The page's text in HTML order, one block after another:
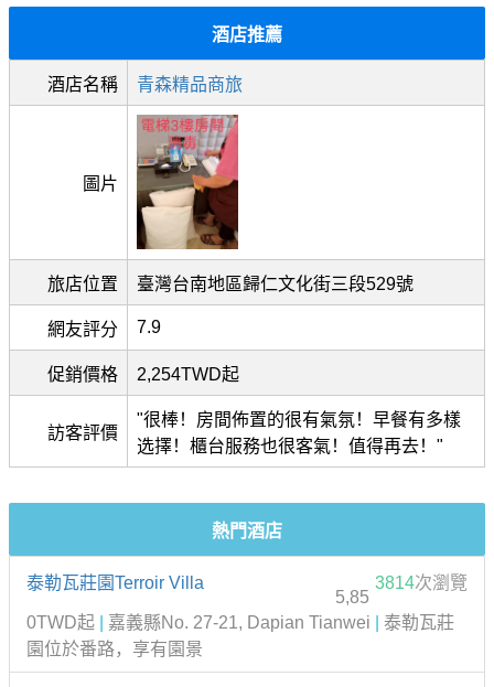
酒店推薦
酒店名稱 青森精品商旅
圖片
旅店位置 臺灣台南地區歸仁文化街三段529號
網友評分 7.9
促銷價格 2,254TWD起
訪客評價
"很棒！房間佈置的很有氣氛！早餐有多樣
选擇！櫃台服務也很客氣！值得再去！"
熱門酒店
泰勒瓦莊園Terroir Villa 3814次瀏覽
5,85
0TWD起
嘉義縣No. 27-21, Dapian Tianwei
泰勒瓦莊
園位於番路，享有園景